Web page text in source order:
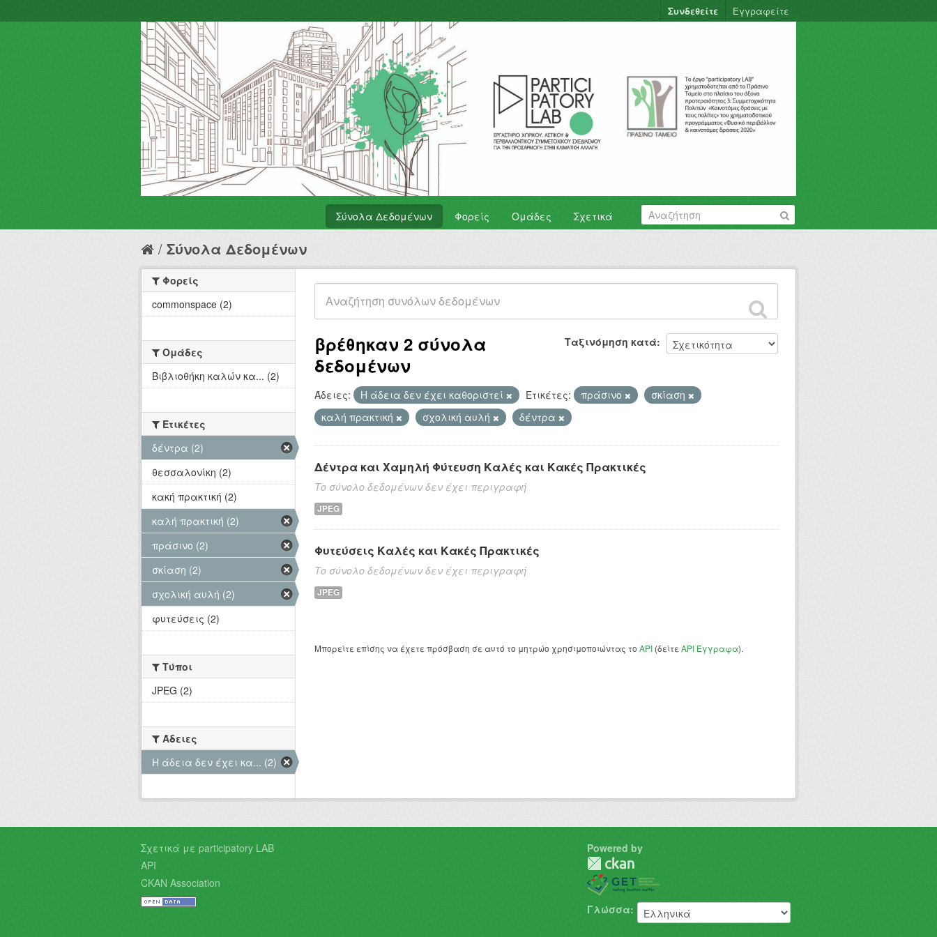
Συνδεθείτε Εγγραφείτε
Σύνολα Δεδομένων Φορείς Ομάδες Σχετικά
Σύνολα Δεδομένων
Ταξινόμηση κατά
βρέθηκαν 2 σύνολα
δεδομένων
Άδειες: Η άδεια δεν έχει καθοριστεί Ετικέτες: πράσινο
σκίαση
καλή πρακτική
σχολική αυλή δέντρα
Δέντρα και Χαμηλή Φύτευση Καλές και Κακές Πρακτικές
Το σύνολο δεδομένων δεν έχει περιγραφή
JPEG
Φυτεύσεις Καλές και Κακές Πρακτικές
Το σύνολο δεδομένων δεν έχει περιγραφή
JPEG
Μπορείτε επίσης να έχετε πρόσβαση σε αυτό το μητρώο χρησιμοποιώντας το API (δείτε API Έγγραφα).
Φορείς
commonspace (2)
Ομάδες
Βιβλιοθήκη καλών κα... (2)
Ετικέτες
δέντρα (2)
θεσσαλονίκη (2)
κακή πρακτική (2)
καλή πρακτική (2)
πράσινο (2)
σκίαση (2)
σχολική αυλή (2)
φυτεύσεις (2)
Τύποι
JPEG (2)
Άδειες
Η άδεια δεν έχει κα... (2)
Σχετικά με participatory LAB
API
CKAN Association
Powered by
Γλώσσα